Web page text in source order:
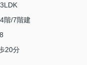
3LDK
4階/7階建
20分